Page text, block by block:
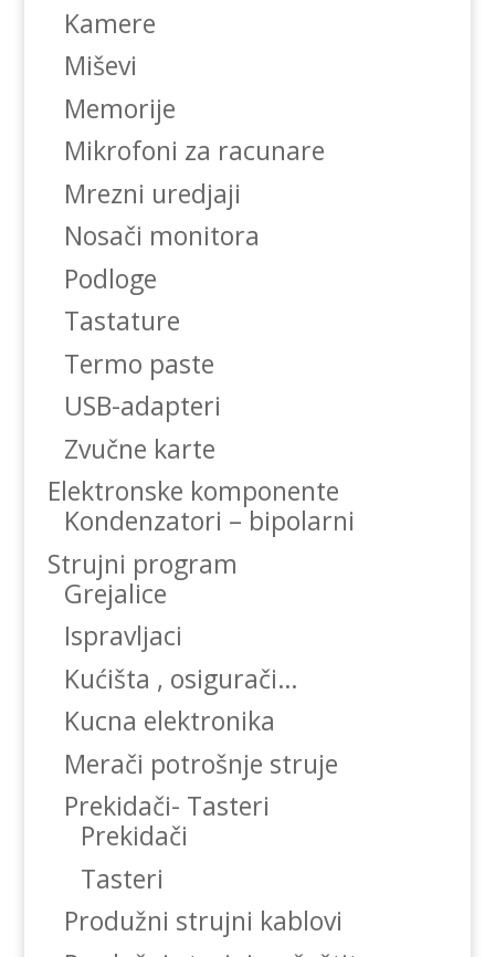
Kamere
Miševi
Memorije
Mikrofoni za racunare
Mrezni uredjaji
Nosači monitora
Podloge
Tastature
Termo paste
USB-adapteri
Zvučne karte
Elektronske komponente
Kondenzatori – bipolarni
Strujni program
Grejalice
Ispravljaci
Kućišta , osigurači…
Kucna elektronika
Merači potrošnje struje
Prekidači- Tasteri
Prekidači
Tasteri
Produžni strujni kablovi